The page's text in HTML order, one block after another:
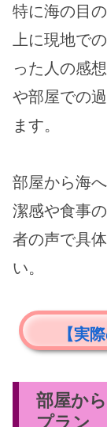
特に海の目
上に現地で
った人の感
や部屋での
ます。
部屋から海
潔感や食事
者の声で具
い。
【実
部屋か
プラン